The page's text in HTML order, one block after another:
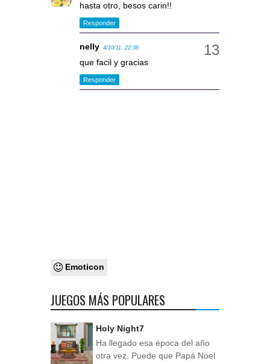
hasta otro, besos carin!!
Responder
nelly 4/10/11, 22:38
que facil y gracias
Responder
Emoticon
JUEGOS MÁS POPULARES
Holy Night7
Ha llegado esa época del año
otra vez. Puede que Papá Noel